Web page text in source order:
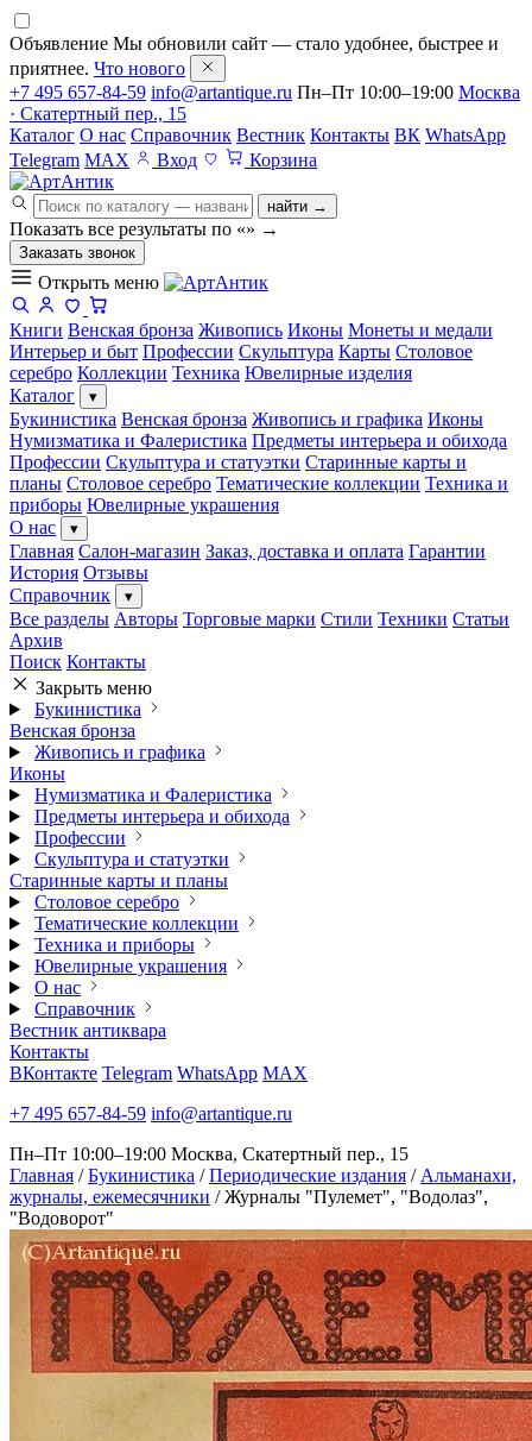
Объявление Мы обновили сайт — стало удобнее, быстрее и
приятнее. Что нового
+7 495 657-84-59 info@artantique.ru Пн–Пт 10:00–19:00 Москва
· Скатертный пер., 15
Каталог О нас Справочник Вестник Контакты ВК WhatsApp
Telegram MAX Вход Корзина
найти →
Показать все результаты по «» →
Заказать звонок
Открыть меню
Книги Венская бронза Живопись Иконы Монеты и медали
Интерьер и быт Профессии Скульптура Карты Столовое
серебро Коллекции Техника Ювелирные изделия
Каталог
▾
Букинистика Венская бронза Живопись и графика Иконы
Нумизматика и Фалеристика Предметы интерьера и обихода
Профессии Скульптура и статуэтки Старинные карты и
планы Столовое серебро Тематические коллекции Техника и
приборы Ювелирные украшения
О нас
▾
Главная Салон-магазин Заказ, доставка и оплата Гарантии
История Отзывы
Справочник
▾
Все разделы Авторы Торговые марки Стили Техники Статьи
Архив
Поиск Контакты
Закрыть меню
Букинистика
Венская бронза
Живопись и графика
Иконы
Нумизматика и Фалеристика
Предметы интерьера и обихода
Профессии
Скульптура и статуэтки
Старинные карты и планы
Столовое серебро
Тематические коллекции
Техника и приборы
Ювелирные украшения
О нас
Справочник
Вестник антиквара
Контакты
ВКонтакте Telegram WhatsApp MAX
+7 495 657-84-59 info@artantique.ru
Пн–Пт 10:00–19:00 Москва, Скатертный пер., 15
Главная / Букинистика / Периодические издания / Альманахи,
журналы, ежемесячники / Журналы "Пулемет", "Водолаз",
"Водоворот"